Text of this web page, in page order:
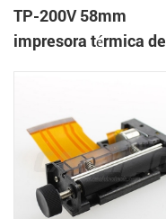
TP-200V 58mm
impresora térmica de